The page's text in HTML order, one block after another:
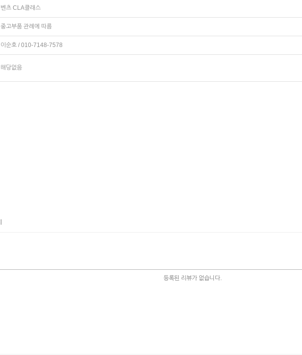
벤츠 CLA클래스
중고부품 관례에 따름
이순호 / 010-7148-7578
해당없음
등록된 리뷰가 없습니다.